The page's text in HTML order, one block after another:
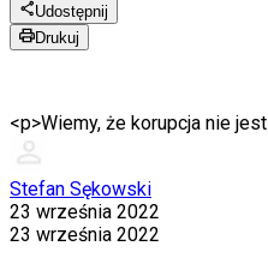
Udostępnij
Drukuj
<p>Wiemy, że korupcja nie
Stefan Sękowski
23 września 2022
23 września 2022